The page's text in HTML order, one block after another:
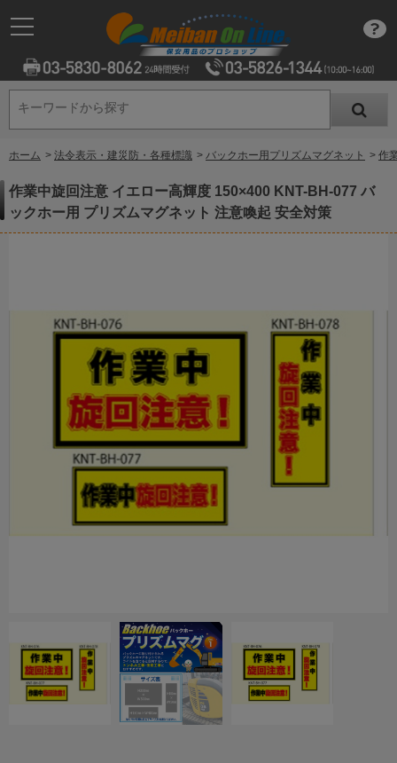
キーワードから探す
キーワードから探す
ホーム > 法令表示・建災防・各種標識 > バックホー用プリズムマグネット > 作
作業中旋回注意 イエロー高輝度 150×400 KNT-BH-077 バ
ックホー用 プリズムマグネット 注意喚起 安全対策